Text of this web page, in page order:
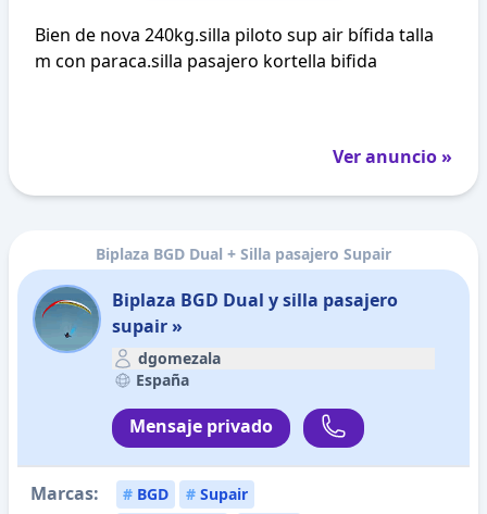
Bien de nova 240kg.silla piloto sup air bífida talla
m con paraca.silla pasajero kortella bifida
Ver anuncio »
Biplaza BGD Dual + Silla pasajero Supair
Biplaza BGD Dual y silla pasajero
supair »
dgomezala
España
Mensaje privado
Marcas: # BGD # Supair